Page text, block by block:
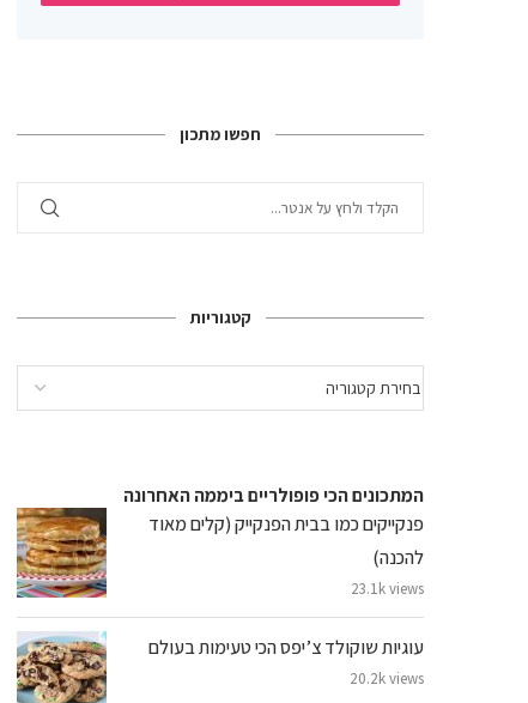
חפשו מתכון
קטגוריות
המתכונים הכי פופולריים ביממה האחרונה
פנקייקים כמו בבית הפנקייק (קלים מאוד
להכנה)
23.1k views
עוגיות שוקולד צ’יפס הכי טעימות בעולם
20.2k views